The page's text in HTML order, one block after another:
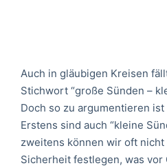
Auch in gläubigen Kreisen
Stichwort “große Sünden –
Doch so zu argumentieren
Erstens sind auch “kleine
zweitens können wir oft
Sicherheit festlegen, was vor